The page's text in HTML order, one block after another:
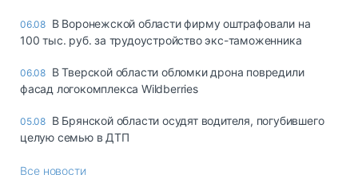
06.08 В Воронежской области фирму оштрафовали на
100 тыс. руб. за трудоустройство экс-таможенника
06.08 В Тверской области обломки дрона повредили
фасад логокомплекса Wildberries
05.08 В Брянской области осудят водителя, погубившего
целую семью в ДТП
Все новости